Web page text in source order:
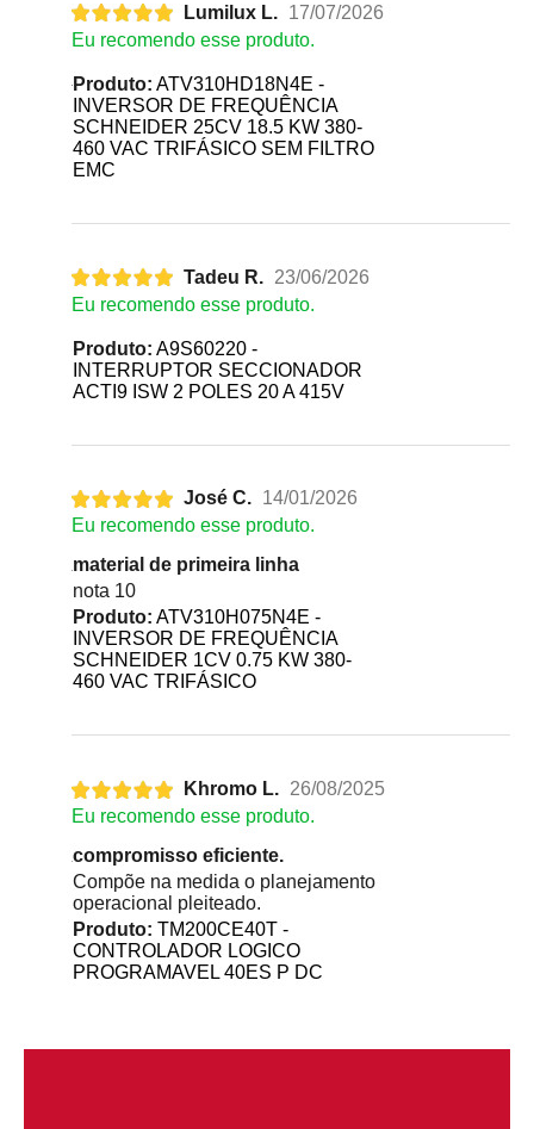
Lumilux L. 17/07/2026
Eu recomendo esse produto.
Produto: ATV310HD18N4E -
INVERSOR DE FREQUÊNCIA
SCHNEIDER 25CV 18.5 KW 380-
460 VAC TRIFÁSICO SEM FILTRO
EMC
Tadeu R. 23/06/2026
Eu recomendo esse produto.
Produto: A9S60220 -
INTERRUPTOR SECCIONADOR
ACTI9 ISW 2 POLES 20 A 415V
José C. 14/01/2026
Eu recomendo esse produto.
material de primeira linha
nota 10
Produto: ATV310H075N4E -
INVERSOR DE FREQUÊNCIA
SCHNEIDER 1CV 0.75 KW 380-
460 VAC TRIFÁSICO
Khromo L. 26/08/2025
Eu recomendo esse produto.
compromisso eficiente.
Compõe na medida o planejamento
operacional pleiteado.
Produto: TM200CE40T -
CONTROLADOR LOGICO
PROGRAMAVEL 40ES P DC